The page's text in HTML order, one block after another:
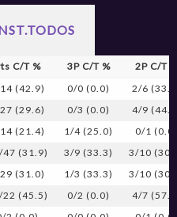
C/T % 3P C/T %
2P C/T
(42.9) 0/0 (0.0)
2/6
(29.6) 0/3 (0.0)
4/9
(21.4) 1/4 (25.0)
0/1
47 (31.9) 3/9 (33.3)
3/10
(31.0) 1/3 (33.3)
3/10
22 (45.5) 0/2 (0.0)
4/7